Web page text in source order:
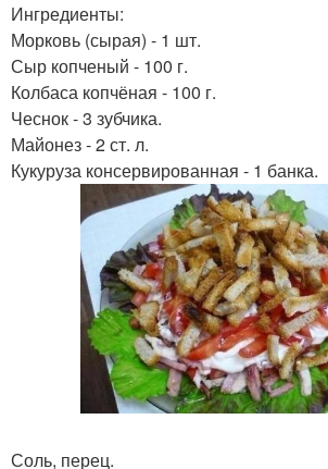
Ингредиенты:
Морковь (сырая) - 1 шт.
Сыр копченый - 100 г.
Колбаса копчёная - 100 г.
Чеснок - 3 зубчика.
Майонез - 2 ст. л.
Кукуруза консервированная - 1 банка.
Соль, перец.